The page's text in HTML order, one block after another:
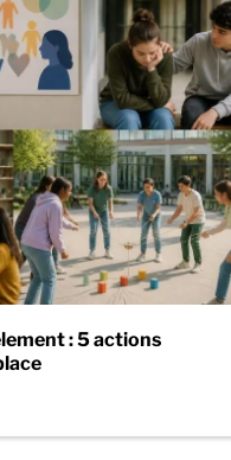
: 5 actions